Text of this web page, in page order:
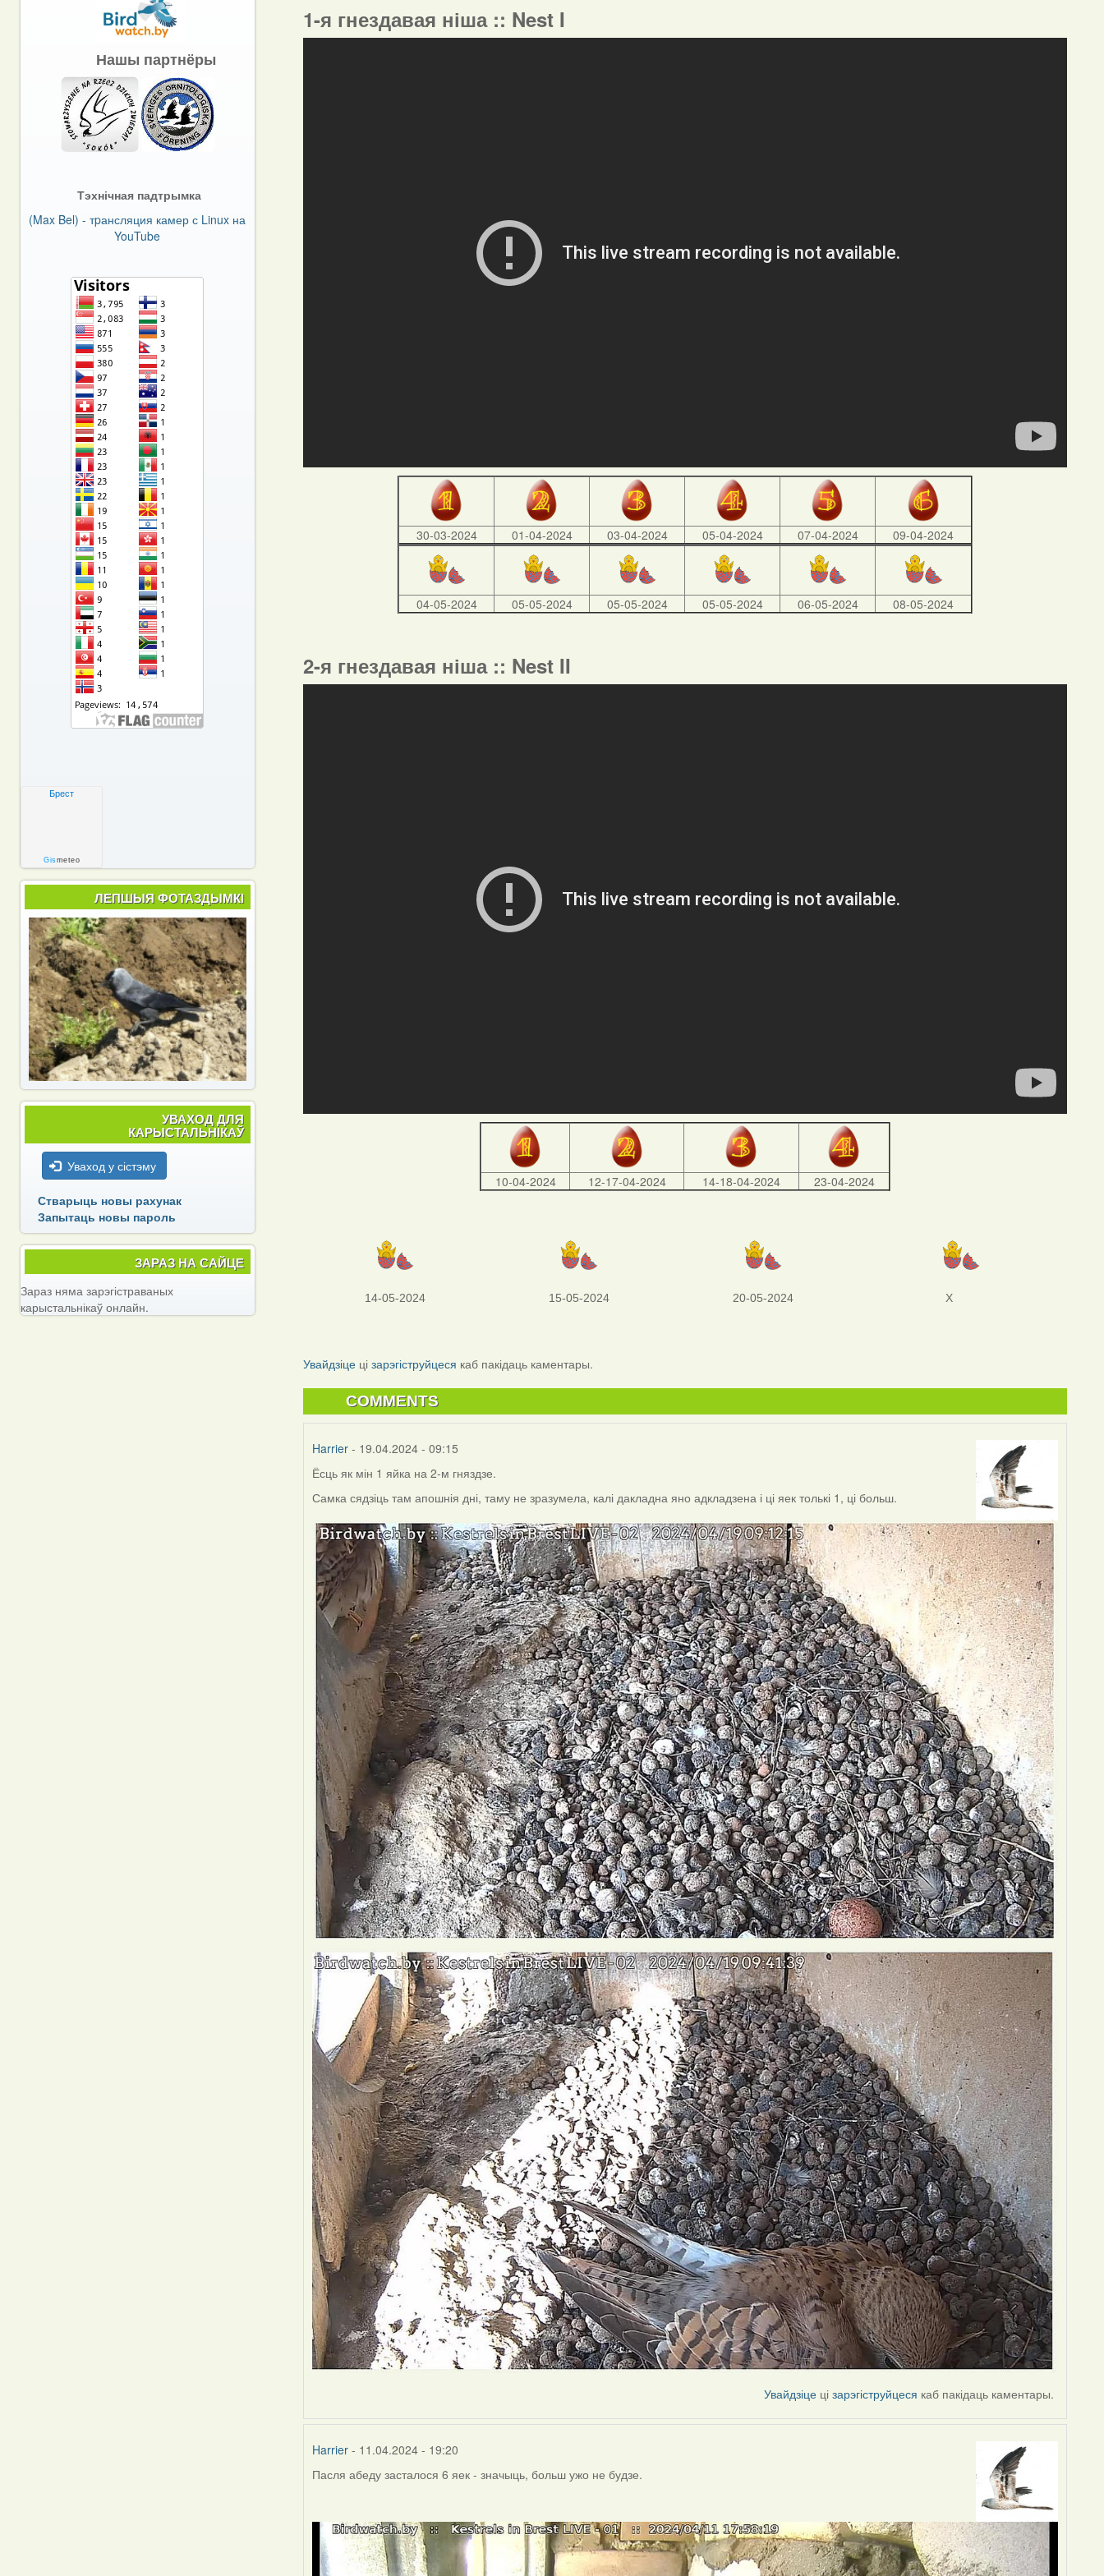
1-я гнездавая ніша :: Nest I
30-03-2024 01-04-2024 03-04-2024 05-04-2024 07-04-2024 09-04-2024
04-05-2024 05-05-2024 05-05-2024 05-05-2024 06-05-2024 08-05-2024
2-я гнездавая ніша :: Nest II
10-04-2024 12-17-04-2024 14-18-04-2024 23-04-2024
14-05-2024 15-05-2024 20-05-2024 X
Увайдзіце цізарэгіструйцеся каб пакідаць каментары.
COMMENTS
Harrier - 19.04.2024 - 09:15
Ёсць як мін 1 яйка на 2-м гняздзе.
Самка сядзіць там апошнія дні, таму не зразумела, калі дакладна яно адкладзена і ці яек толькі 1, ці больш.
Увайдзіце цізарэгіструйцеся каб пакідаць каментары.
Harrier - 11.04.2024 - 19:20
Пасля абеду засталося 6 яек - значыць, больш ужо не будзе.
Нашы партнёры
Тэхнічная падтрымка
(Max Bel) - тpансляция камер с Linux на
YouTube
Брест
Gismeteo
ЛЕПШЫЯ ФОТАЗДЫМКІ
УВАХОД ДЛЯ
КАРЫСТАЛЬНІКАЎ
Уваход у сістэму
Стварыць новы рахунак
Запытаць новы пароль
ЗАРАЗ НА САЙЦЕ
Зараз няма зарэгістраваных
карыстальнікаў онлайн.